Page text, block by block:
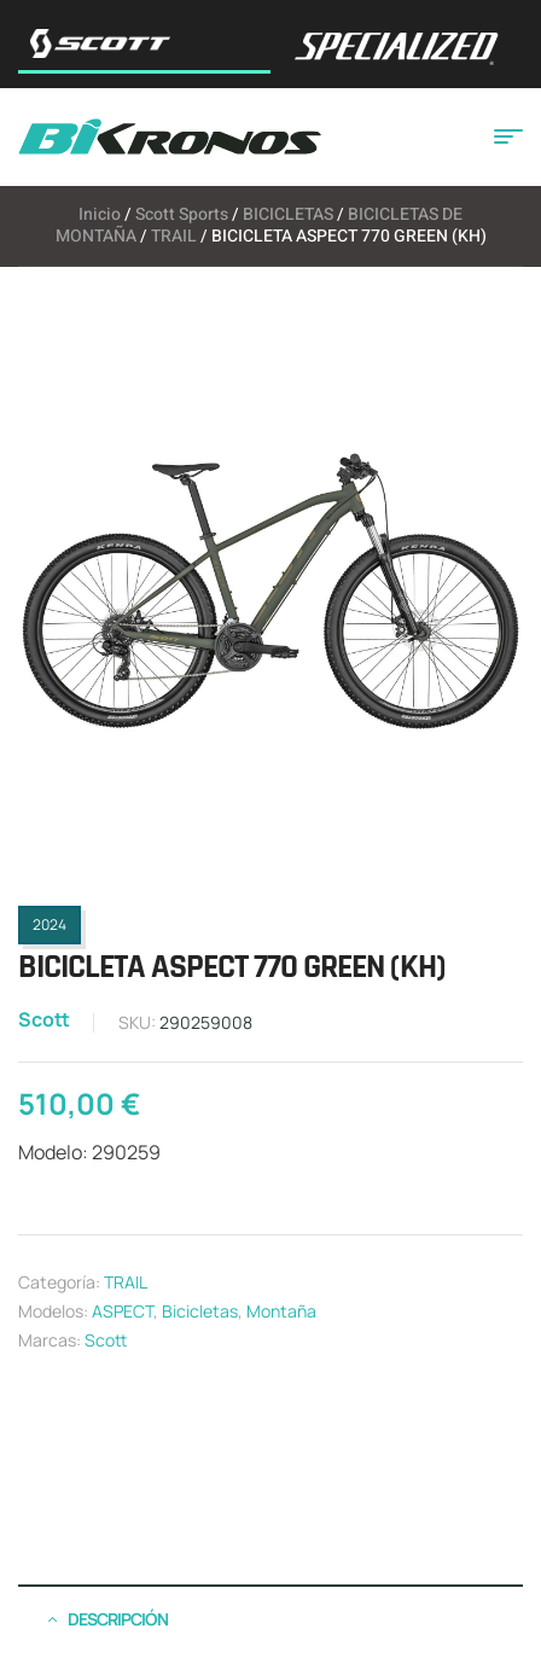
Inicio/Scott Sports/ BICICLETAS/ BICICLETAS DE
MONTAÑA/TRAIL/ BICICLETA ASPECT 770 GREEN (KH)
2024
BICICLETA ASPECT 770 GREEN (KH)
Scott SKU: 290259008
510,00€
Modelo: 290259
Categoría: TRAIL
Modelos: ASPECT, Bicicletas, Montaña
Marcas: Scott
DESCRIPCIÓN